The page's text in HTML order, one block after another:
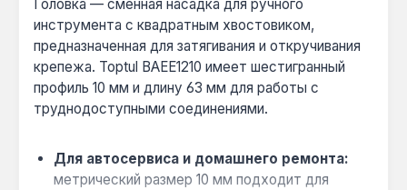
Головка — сменная насадка для ручного
инструмента с квадратным хвостовиком,
предназначенная для затягивания и откручивания
крепежа. Toptul BAEE1210 имеет шестигранный
профиль 10 мм и длину 63 мм для работы с
труднодоступными соединениями.
Для автосервиса и домашнего ремонта:
метрический размер 10 мм подходит для